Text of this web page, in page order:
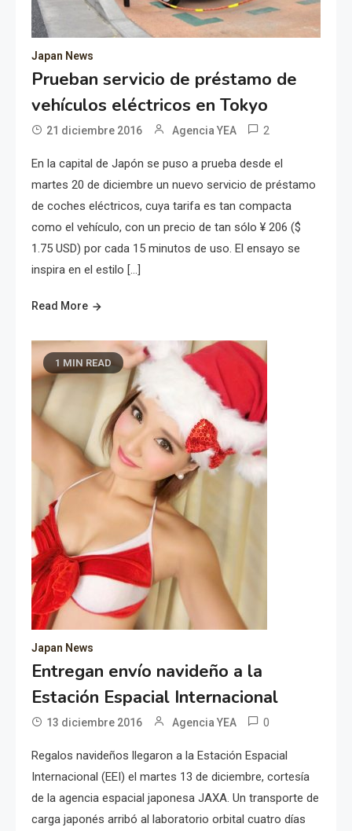
Japan News
Prueban servicio de préstamo de
vehículos eléctricos en Tokyo
21 diciembre 2016 Agencia YEA 2
En la capital de Japón se puso a prueba desde el
martes 20 de diciembre un nuevo servicio de préstamo
de coches eléctricos, cuya tarifa es tan compacta
como el vehículo, con un precio de tan sólo ¥ 206 ($
1.75 USD) por cada 15 minutos de uso. El ensayo se
inspira en el estilo […]
Read More
1 MIN READ
Japan News
Entregan envío navideño a la
Estación Espacial Internacional
13 diciembre 2016 Agencia YEA 0
Regalos navideños llegaron a la Estación Espacial
Internacional (EEI) el martes 13 de diciembre, cortesía
de la agencia espacial japonesa JAXA. Un transporte de
carga japonés arribó al laboratorio orbital cuatro días